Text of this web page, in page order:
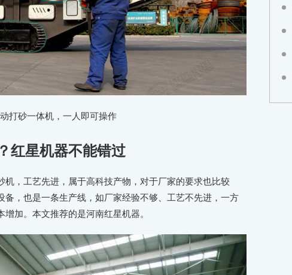
打砂一体机，一人即可操作
红星机器不能错过
，工艺先进，属于高科技产物，对于厂家的要求也比较
，也是一条生产线，如厂家经验不够、工艺不先进，一方
加。本文推荐的是河南红星机器。